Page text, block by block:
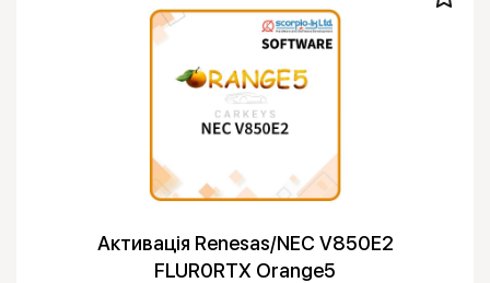
Активація Renesas/NEC V850E2
FLUR0RTX Orange5